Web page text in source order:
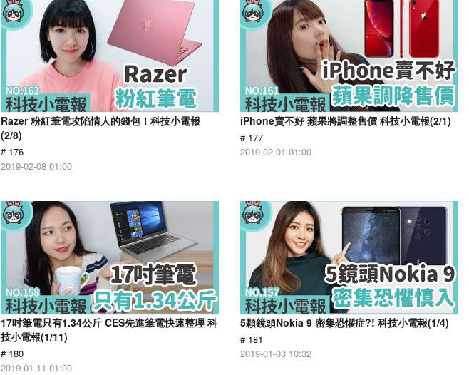
Razer 粉紅筆電攻陷情人的錢包！科技小電報
(2/8)
# 176
2019-02-08 01:00
iPhone賣不好 蘋果將調整售價 科技小電報(2/1)
# 177
2019-02-01 01:00
17吋筆電只有1.34公斤 CES先進筆電快速整理 科
技小電報(1/11)
# 180
2019-01-11 01:00
5顆鏡頭Nokia 9 密集恐懼症?! 科技小電報(1/4)
# 181
2019-01-03 10:32